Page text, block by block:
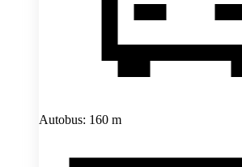
Autobus: 160 m